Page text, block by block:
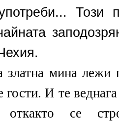
Този
златна мина
И те
откакто се